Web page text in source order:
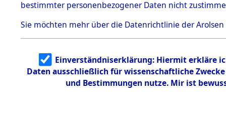
zu
Todesmärsch
en
5.3.2
Identifizierun
g
5.3.3
Todesmärsch
Branch -
bestimmter personenbezogener Daten nicht
Sie möchten mehr über die Datenrichtlinie der Arolsen
Einverständniserklärung: Hiermit erkläre
Daten ausschließlich für wissenschaftliche
und Bestimmungen nutze. Mir ist